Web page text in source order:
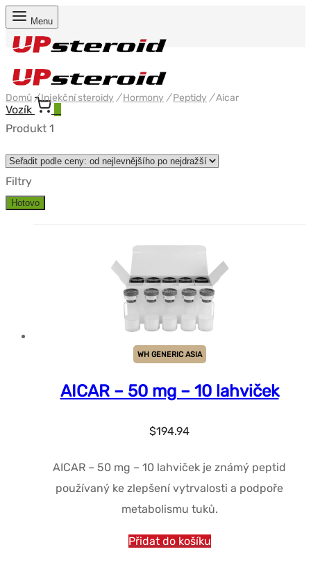
Menu
Vozík
Domů /Injekční steroidy / Hormony / Peptidy /Aicar
Produkt 1
Filtry
Hotovo
WH GENERIC ASIA
AICAR – 50 mg – 10 lahviček
$194.94
AICAR – 50 mg – 10 lahviček je známý peptid
používaný ke zlepšení vytrvalosti a podpoře
metabolismu tuků.
Přidat do košíku